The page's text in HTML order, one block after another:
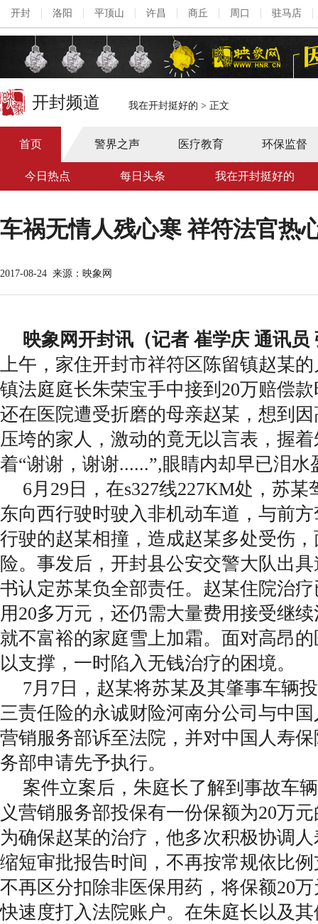
开封 洛阳 平顶山 许昌 商丘 周口 驻马店
开封频道 我在开封挺好的 > 正文
首页 警界之声 医疗教育 环保监督
今日热点 每日头条 我在开封挺好的
车祸无情人残心寒 祥符法官热
2017-08-24 来源：映象网
映象网开封讯（记者 崔学庆 通讯员
上午，家住开封市祥符区陈留镇赵某
镇法庭庭长朱荣宝手中接到20万赔偿
还在医院遭受折磨的母亲赵某，想到
压垮的家人，激动的竟无以言表，握
着“谢谢，谢谢......”,眼睛内却早已泪水
6月29日，在s327线227KM处，苏
东向西行驶时驶入非机动车道，与前
行驶的赵某相撞，造成赵某多处受伤
险。事发后，开封县公安交警大队出
书认定苏某负全部责任。赵某住院治
用20多万元，还仍需大量费用接受继
就不富裕的家庭雪上加霜。面对高昂
以支撑，一时陷入无钱治疗的困境。
7月7日，赵某将苏某及其肇事车辆
三责任险的永诚财险河南分公司与中
营销服务部诉至法院，并对中国人寿
务部申请先予执行。
案件立案后，朱庭长了解到事故车
义营销服务部投保有一份保额为20万
为确保赵某的治疗，他多次积极协调
缩短审批报告时间，不再按常规依比
不再区分扣除非医保用药，将保额20
快速度打入法院账户。在朱庭长以及